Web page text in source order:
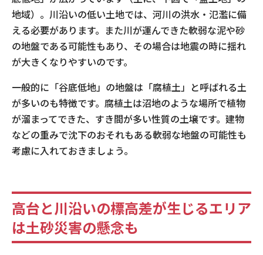
地域）。川沿いの低い土地では、河川の洪水・氾濫に備
える必要があります。また川が運んできた軟弱な泥や砂
の地盤である可能性もあり、その場合は地震の時に揺れ
が大きくなりやすいのです。
一般的に「谷底低地」の地盤は「腐植土」と呼ばれる土
が多いのも特徴です。腐植土は沼地のような場所で植物
が溜まってできた、すき間が多い性質の土壌です。建物
などの重みで沈下のおそれもある軟弱な地盤の可能性も
考慮に入れておきましょう。
高台と川沿いの標高差が生じるエリア
は土砂災害の懸念も